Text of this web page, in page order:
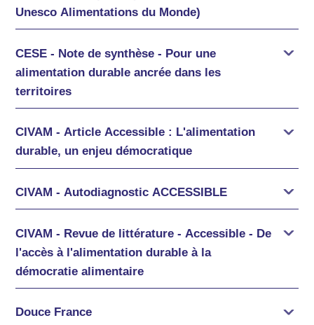
Unesco Alimentations du Monde)
CESE - Note de synthèse - Pour une
alimentation durable ancrée dans les
territoires
CIVAM - Article Accessible : L'alimentation
durable, un enjeu démocratique
CIVAM - Autodiagnostic ACCESSIBLE
CIVAM - Revue de littérature - Accessible - De
l'accès à l'alimentation durable à la
démocratie alimentaire
Douce France